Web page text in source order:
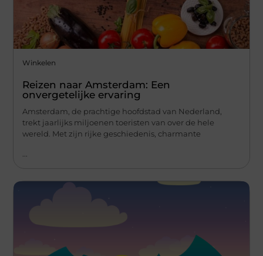
Winkelen
Reizen naar Amsterdam: Een
onvergetelijke ervaring
Amsterdam, de prachtige hoofdstad van Nederland,
trekt jaarlijks miljoenen toeristen van over de hele
wereld. Met zijn rijke geschiedenis, charmante